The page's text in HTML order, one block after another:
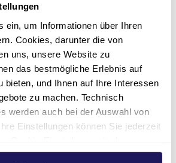
ein, um Informationen über Ihren
Cookies, darunter die von
uns, unsere Website zu
das bestmögliche Erlebnis auf
bieten, und Ihnen auf Ihre Interessen
zu machen. Technisch
werden auch bei der Auswahl von
Einstellungen können Sie jederzeit
hierzu finden Sie in unserer
Waren
Ziel des Caterings ist die
verarbeiteten Lebensmittel. Da
nicht geschützt ist,
wie die Johannesstift
selbst Regeln auferlegen, wie
„Für uns gilt ein
300 Kilometern als